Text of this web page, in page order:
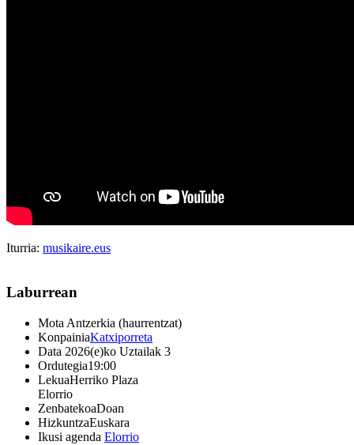
Iturria: musikaire.eus
Laburrean
Mota Antzerkia (haurrentzat)
KonpainiaKatxiporreta
Data 2026(e)ko Uztailak 3
Ordutegia19:00
LekuaHerriko Plaza
Elorrio
ZenbatekoaDoan
HizkuntzaEuskara
Ikusi agenda Elorrio